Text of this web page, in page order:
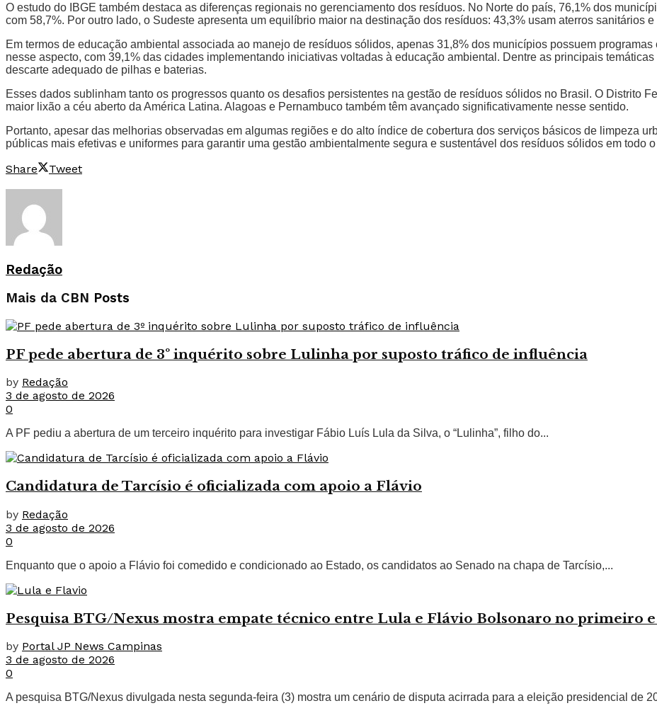
O estudo do IBGE também destaca as diferenças regionais no gerenciamento dos resíduos. No Norte do país, 76,1% dos
com 58,7%. Por outro lado, o Sudeste apresenta um equilíbrio maior na destinação dos resíduos: 43,3% usam aterros sanitários
Em termos de educação ambiental associada ao manejo de resíduos sólidos, apenas 31,8% dos municípios possuem
nesse aspecto, com 39,1% das cidades implementando iniciativas voltadas à educação ambiental. Dentre as principais
descarte adequado de pilhas e baterias.
Esses dados sublinham tanto os progressos quanto os desafios persistentes na gestão de resíduos sólidos no Brasil. O Distrito
maior lixão a céu aberto da América Latina. Alagoas e Pernambuco também têm avançado significativamente nesse sentido.
Portanto, apesar das melhorias observadas em algumas regiões e do alto índice de cobertura dos serviços básicos de limpeza
públicas mais efetivas e uniformes para garantir uma gestão ambientalmente segura e sustentável dos resíduos sólidos em todo
Share Tweet
Redação
Mais da CBN Posts
PF pede abertura de 3º inquérito sobre Lulinha por suposto tráfico de influência
by Redação
3 de agosto de 2026
0
A PF pediu a abertura de um terceiro inquérito para investigar Fábio Luís Lula da Silva, o “Lulinha”, filho do...
Candidatura de Tarcísio é oficializada com apoio a Flávio
by Redação
3 de agosto de 2026
0
Enquanto que o apoio a Flávio foi comedido e condicionado ao Estado, os candidatos ao Senado na chapa de Tarcísio,...
Pesquisa BTG/Nexus mostra empate técnico entre Lula e Flávio Bolsonaro no primeiro
by Portal JP News Campinas
3 de agosto de 2026
0
A pesquisa BTG/Nexus divulgada nesta segunda-feira (3) mostra um cenário de disputa acirrada para a eleição presidencial de